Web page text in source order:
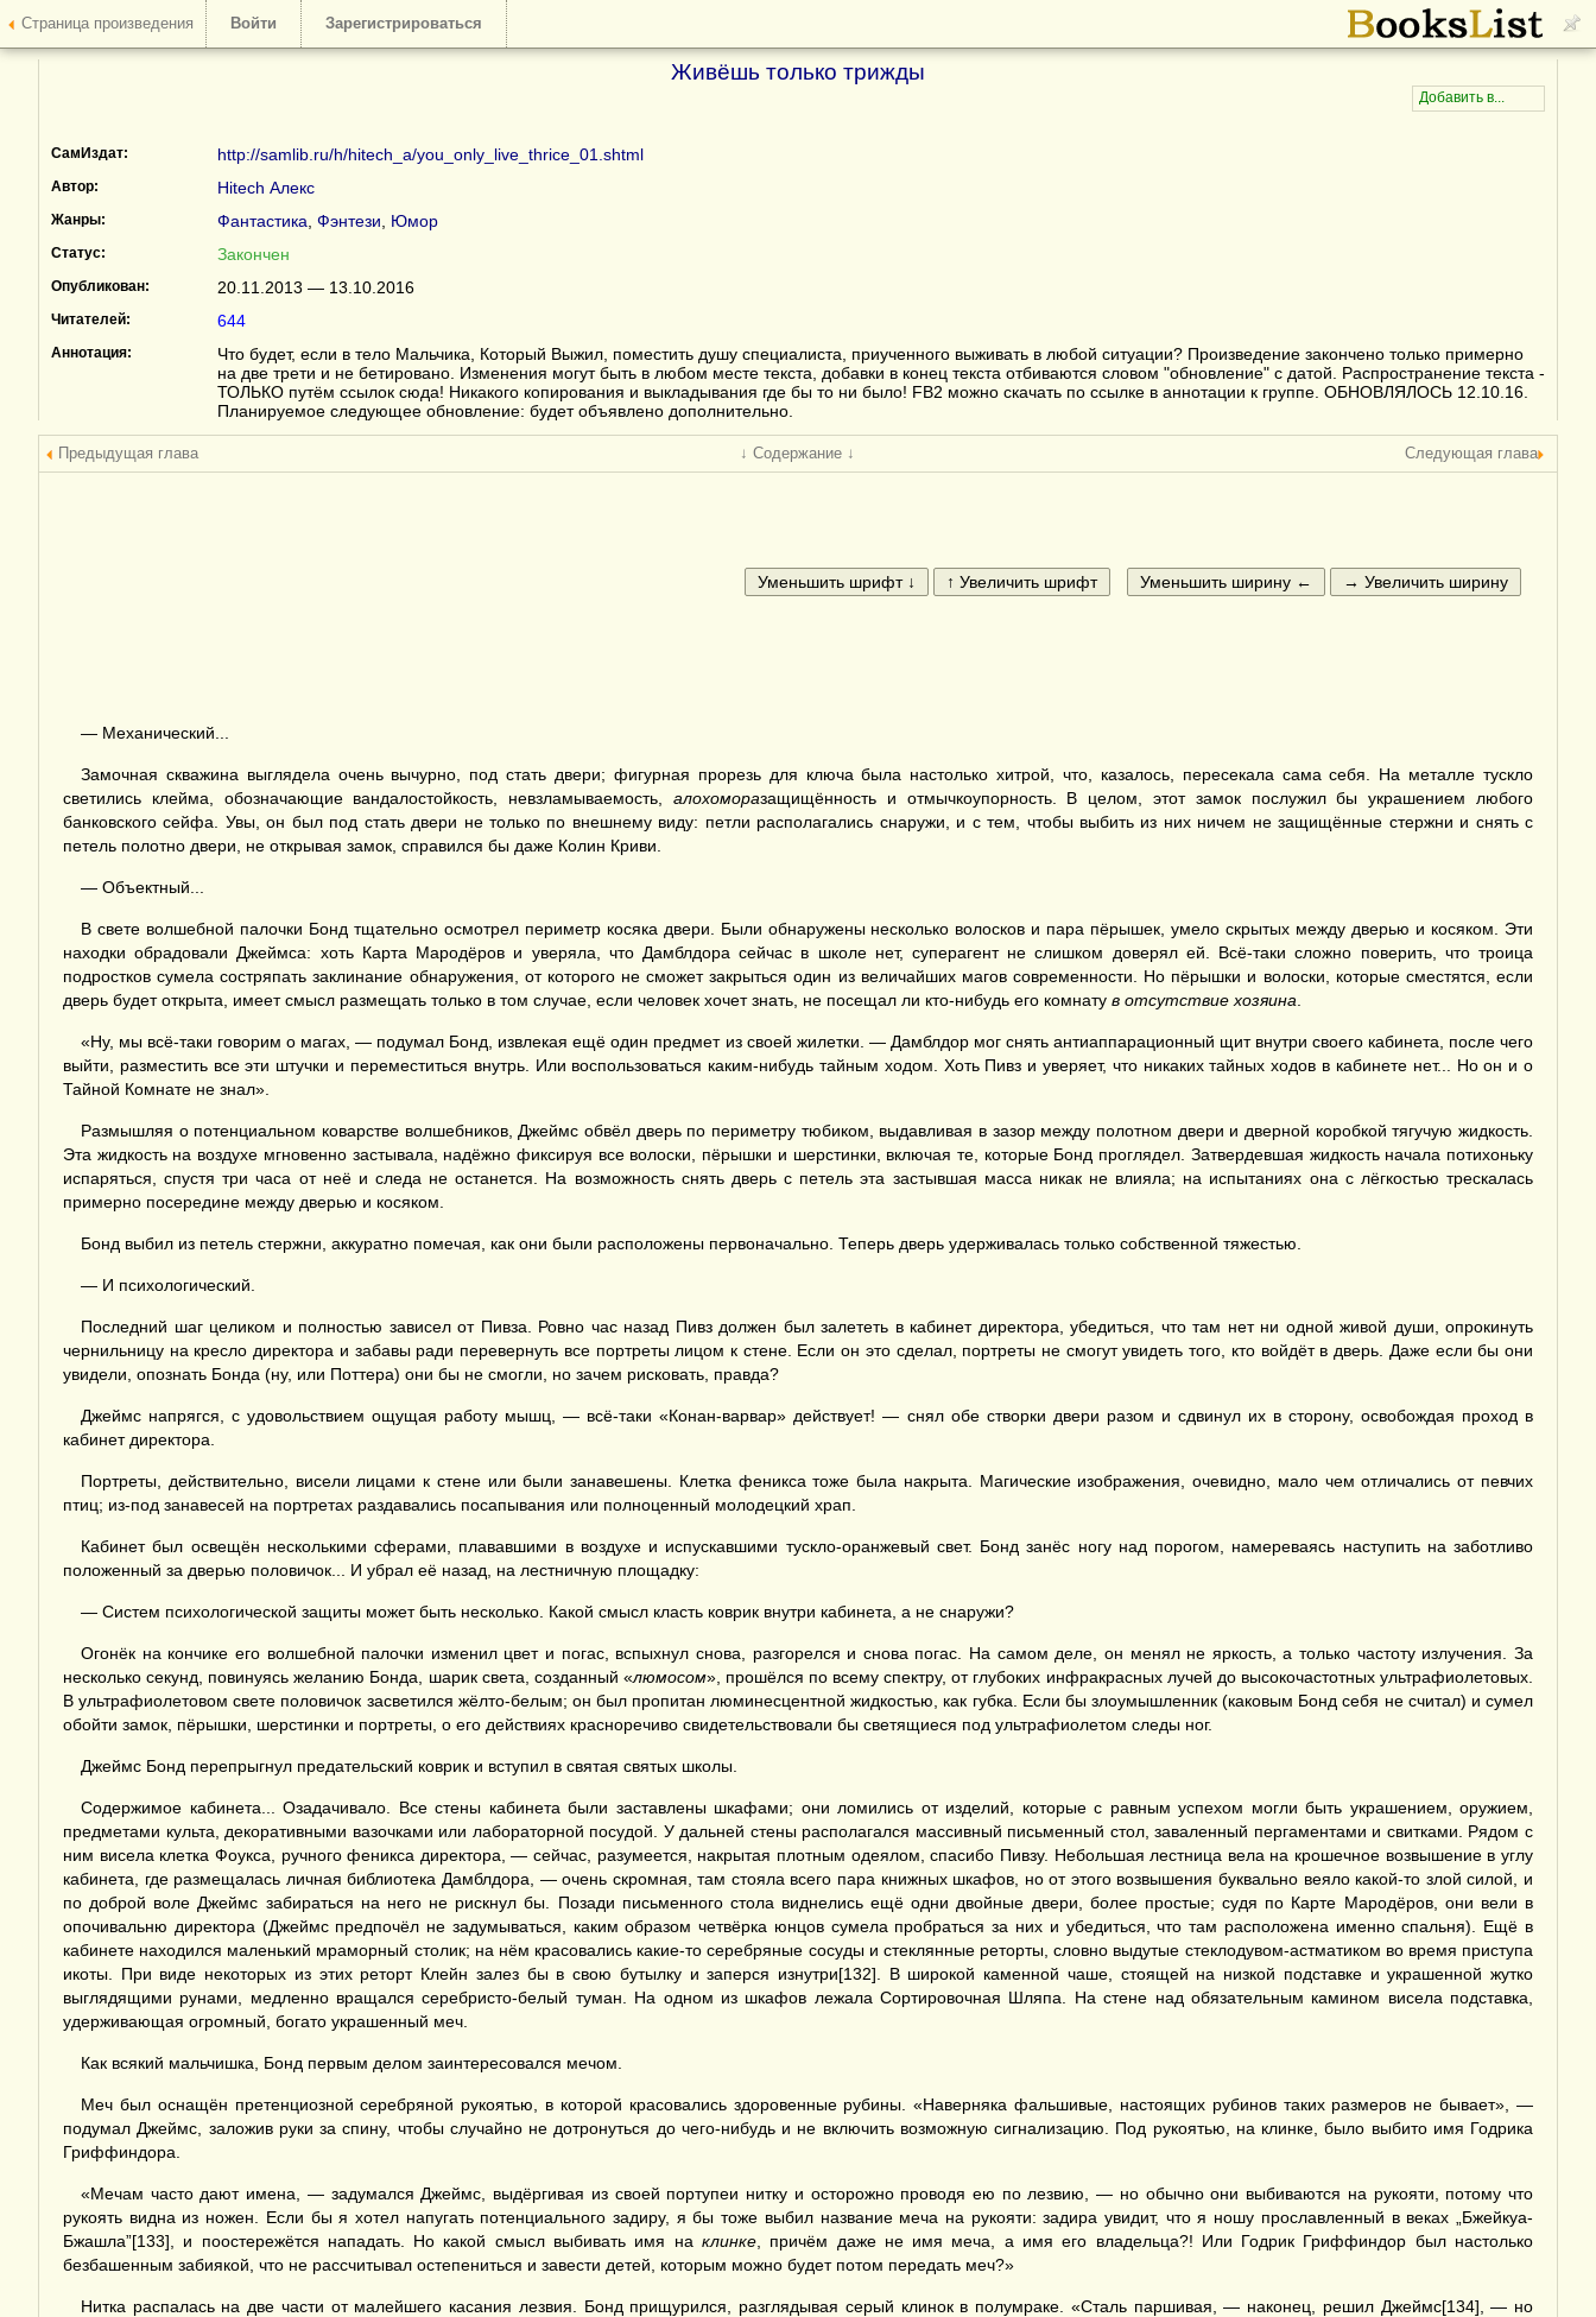
Страница произведения Войти Зарегистрироваться
Живёшь только трижды
СамИздат: http://samlib.ru/h/hitech_a/you_only_live_thrice_01.shtml
Автор: Hitech Алекс
Жанры: Фантастика Фэнтези Юмор
Статус: Закончен
Опубликован: 20.11.2013 — 13.10.2016
Читателей: 644
Аннотация:
Что будет, если в тело Мальчика, Который Выжил, поместить душу специалиста, приученного выживать в любой ситуации? Произведение закончено только примерно
на две трети и не бетировано. Изменения могут быть в любом месте текста, добавки в конец текста отбиваются словом "обновление" с датой. Распространение текста -
ТОЛЬКО путём ссылок сюда! Никакого копирования и выкладывания где бы то ни было! FB2 можно скачать по ссылке в аннотации к группе. ОБНОВЛЯЛОСЬ 12.10.16.
Планируемое следующее обновление: будет объявлено дополнительно.
Предыдущая глава ↓ Содержание ↓ Следующая глава
— Механический...
Замочная скважина выглядела очень вычурно, под стать двери; фигурная прорезь для ключа была настолько хитрой, что, казалось, пересекала сама себя. На металле тускло
светились клейма, обозначающие вандалостойкость, невзламываемость, алохоморазащищённость и отмычкоупорность. В целом, этот замок послужил бы украшением любого
банковского сейфа. Увы, он был под стать двери не только по внешнему виду: петли располагались снаружи, и с тем, чтобы выбить из них ничем не защищённые стержни и снять с
петель полотно двери, не открывая замок, справился бы даже Колин Криви.
— Объектный...
В свете волшебной палочки Бонд тщательно осмотрел периметр косяка двери. Были обнаружены несколько волосков и пара пёрышек, умело скрытых между дверью и косяком. Эти
находки обрадовали Джеймса: хоть Карта Мародёров и уверяла, что Дамблдора сейчас в школе нет, суперагент не слишком доверял ей. Всё-таки сложно поверить, что троица
подростков сумела состряпать заклинание обнаружения, от которого не сможет закрыться один из величайших магов современности. Но пёрышки и волоски, которые сместятся, если
дверь будет открыта, имеет смысл размещать только в том случае, если человек хочет знать, не посещал ли кто-нибудь его комнату в отсутствие хозяина
«Ну, мы всё-таки говорим о магах, — подумал Бонд, извлекая ещё один предмет из своей жилетки. — Дамблдор мог снять антиаппарационный щит внутри своего кабинета, после чего
выйти, разместить все эти штучки и переместиться внутрь. Или воспользоваться каким-нибудь тайным ходом. Хоть Пивз и уверяет, что никаких тайных ходов в кабинете нет... Но он и о
Тайной Комнате не знал».
Размышляя о потенциальном коварстве волшебников, Джеймс обвёл дверь по периметру тюбиком, выдавливая в зазор между полотном двери и дверной коробкой тягучую жидкость.
Эта жидкость на воздухе мгновенно застывала, надёжно фиксируя все волоски, пёрышки и шерстинки, включая те, которые Бонд проглядел. Затвердевшая жидкость начала потихоньку
испаряться, спустя три часа от неё и следа не останется. На возможность снять дверь с петель эта застывшая масса никак не влияла; на испытаниях она с лёгкостью трескалась
примерно посередине между дверью и косяком.
Бонд выбил из петель стержни, аккуратно помечая, как они были расположены первоначально. Теперь дверь удерживалась только собственной тяжестью.
— И психологический.
Последний шаг целиком и полностью зависел от Пивза. Ровно час назад Пивз должен был залететь в кабинет директора, убедиться, что там нет ни одной живой души, опрокинуть
чернильницу на кресло директора и забавы ради перевернуть все портреты лицом к стене. Если он это сделал, портреты не смогут увидеть того, кто войдёт в дверь. Даже если бы они
увидели, опознать Бонда (ну, или Поттера) они бы не смогли, но зачем рисковать, правда?
Джеймс напрягся, с удовольствием ощущая работу мышц, — всё-таки «Конан-варвар» действует! — снял обе створки двери разом и сдвинул их в сторону, освобождая проход в
кабинет директора.
Портреты, действительно, висели лицами к стене или были занавешены. Клетка феникса тоже была накрыта. Магические изображения, очевидно, мало чем отличались от певчих
птиц; из-под занавесей на портретах раздавались посапывания или полноценный молодецкий храп.
Кабинет был освещён несколькими сферами, плававшими в воздухе и испускавшими тускло-оранжевый свет. Бонд занёс ногу над порогом, намереваясь наступить на заботливо
положенный за дверью половичок... И убрал её назад, на лестничную площадку:
— Систем психологической защиты может быть несколько. Какой смысл класть коврик внутри кабинета, а не снаружи?
Огонёк на кончике его волшебной палочки изменил цвет и погас, вспыхнул снова, разгорелся и снова погас. На самом деле, он менял не яркость, а только частоту излучения. За
несколько секунд, повинуясь желанию Бонда, шарик света, созданный «люмосом», прошёлся по всему спектру, от глубоких инфракрасных лучей до высокочастотных ультрафиолетовых.
В ультрафиолетовом свете половичок засветился жёлто-белым; он был пропитан люминесцентной жидкостью, как губка. Если бы злоумышленник (каковым Бонд себя не считал) и сумел
обойти замок, пёрышки, шерстинки и портреты, о его действиях красноречиво свидетельствовали бы светящиеся под ультрафиолетом следы ног.
Джеймс Бонд перепрыгнул предательский коврик и вступил в святая святых школы.
Содержимое кабинета... Озадачивало. Все стены кабинета были заставлены шкафами; они ломились от изделий, которые с равным успехом могли быть украшением, оружием,
предметами культа, декоративными вазочками или лабораторной посудой. У дальней стены располагался массивный письменный стол, заваленный пергаментами и свитками. Рядом с
ним висела клетка Фоукса, ручного феникса директора, — сейчас, разумеется, накрытая плотным одеялом, спасибо Пивзу. Небольшая лестница вела на крошечное возвышение в углу
кабинета, где размещалась личная библиотека Дамблдора, — очень скромная, там стояла всего пара книжных шкафов, но от этого возвышения буквально веяло какой-то злой силой, и
по доброй воле Джеймс забираться на него не рискнул бы. Позади письменного стола виднелись ещё одни двойные двери, более простые; судя по Карте Мародёров, они вели в
опочивальню директора (Джеймс предпочёл не задумываться, каким образом четвёрка юнцов сумела пробраться за них и убедиться, что там расположена именно спальня). Ещё в
кабинете находился маленький мраморный столик; на нём красовались какие-то серебряные сосуды и стеклянные реторты, словно выдутые стеклодувом-астматиком во время приступа
икоты. При виде некоторых из этих реторт Клейн залез бы в свою бутылку и заперся изнутри[132]. В широкой каменной чаше, стоящей на низкой подставке и украшенной жутко
выглядящими рунами, медленно вращался серебристо-белый туман. На одном из шкафов лежала Сортировочная Шляпа. На стене над обязательным камином висела подставка,
удерживающая огромный, богато украшенный меч.
Как всякий мальчишка, Бонд первым делом заинтересовался мечом.
Меч был оснащён претенциозной серебряной рукоятью, в которой красовались здоровенные рубины. «Наверняка фальшивые, настоящих рубинов таких размеров не бывает», —
подумал Джеймс, заложив руки за спину, чтобы случайно не дотронуться до чего-нибудь и не включить возможную сигнализацию. Под рукоятью, на клинке, было выбито имя Годрика
Гриффиндора.
«Мечам часто дают имена, — задумался Джеймс, выдёргивая из своей портупеи нитку и осторожно проводя ею по лезвию, — но обычно они выбиваются на рукояти, потому что
рукоять видна из ножен. Если бы я хотел напугать потенциального задиру, я бы тоже выбил название меча на рукояти: задира увидит, что я ношу прославленный в веках „Бжейкуа-
Бжашла”[133], и поостережётся нападать. Но какой смысл выбивать имя на клинке, причём даже не имя меча, а имя его владельца?! Или Годрик Гриффиндор был настолько
безбашенным забиякой, что не рассчитывал остепениться и завести детей, которым можно будет потом передать меч?»
Нитка распалась на две части от малейшего касания лезвия. Бонд прищурился, разглядывая серый клинок в полумраке. «Сталь паршивая, — наконец, решил Джеймс[134], — но